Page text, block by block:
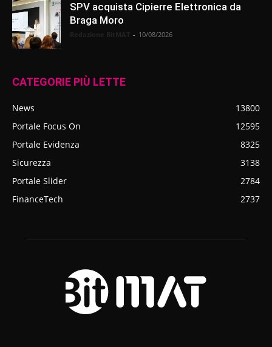
SPV acquista Cipierre Elettronica da
Braga Moro
- 10/08/2026
CATEGORIE PIÙ LETTE
News
13800
Portale Focus On
12595
Portale Evidenza
8325
Sicurezza
3138
Portale Slider
2784
FinanceTech
2737